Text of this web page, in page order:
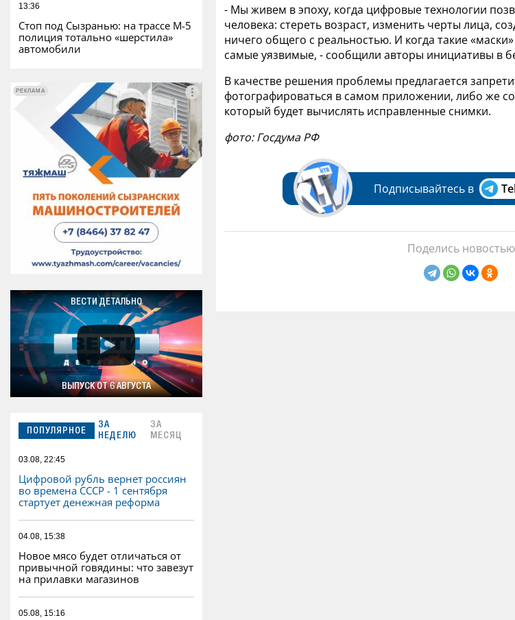
13:36
Стоп под Сызранью: на трассе М-5
полиция тотально «шерстила»
автомобили
РЕКЛАМА РЕКЛАМА
ВЕСТИ ДЕТАЛЬНО
ВЫПУСК ОТ 6 АВГУСТА
ПОПУЛЯРНОЕ
ЗА
НЕДЕЛЮ
ЗА
МЕСЯЦ
03.08, 22:45
Цифровой рубль вернет россиян
во времена СССР - 1 сентября
стартует денежная реформа
04.08, 15:38
Новое мясо будет отличаться от
привычной говядины: что завезут
на прилавки магазинов
05.08, 15:16
- Мы живем в эпоху, когда цифровые технологии
человека: стереть возраст, изменить черты лица,
ничего общего с реальностью. И когда такие
самые уязвимые, - сообщили авторы инициативы в
В качестве решения проблемы предлагается
фотографироваться в самом приложении, либо же
который будет вычислять исправленные снимки.
фото: Госдума РФ
Подписывайтесь в
Поделись новостью